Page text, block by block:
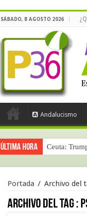
SÁBADO, 8 AGOSTO 2026
Andalucismo
Última hora Ceuta:
Portada / Archivo del
Archivo del tag :